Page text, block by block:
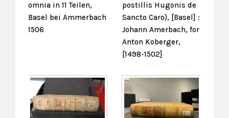
omnia in 11 Teilen,
Basel bei Ammerbach
1506
postillis Hugonis de
Sancto Caro), [Basel] :
Johann Amerbach, for
Anton Koberger,
[1498-1502]